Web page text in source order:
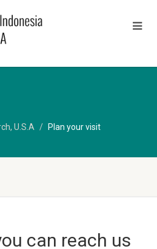
U.S.A Plan your visit
can reach us